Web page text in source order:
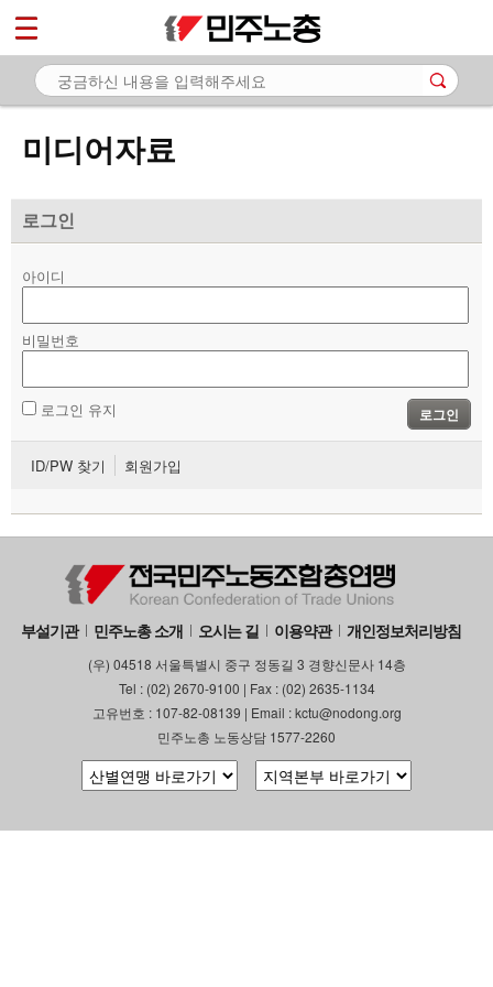
미디어자료
로그인
아이디
비밀번호
로그인 유지 로그인
ID/PW 찾기 회원가입
부설기관 민주노총 소개 오시는 길 이용약관 개인정보처리방침
(우) 04518 서울특별시 중구 정동길 3 경향신문사 14층
Tel : (02) 2670-9100 | Fax : (02) 2635-1134
고유번호 : 107-82-08139 | Email : kctu@nodong.org
민주노총 노동상담 1577-2260
마이페이지
소개
노동상담
자료
- 미디어자료
- 카드뉴스
부설기관